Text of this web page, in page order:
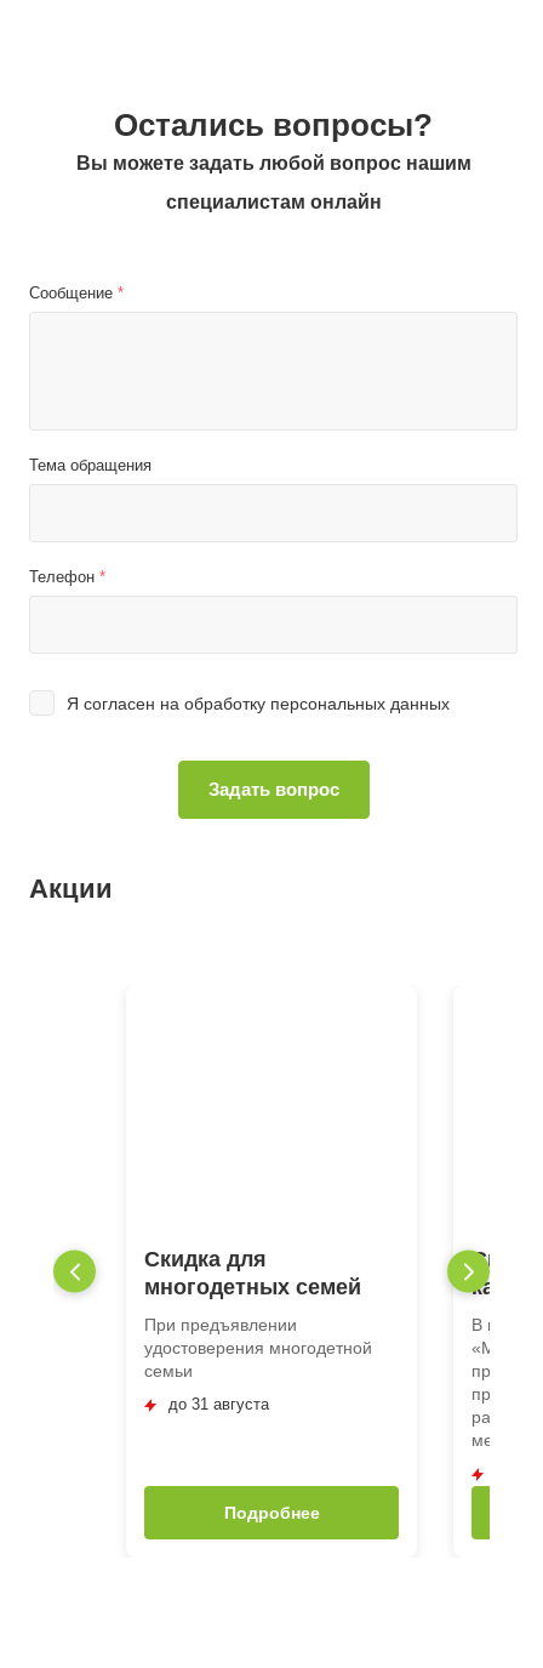
Остались вопросы?
Вы можете задать любой вопрос нашим
специалистам онлайн
Сообщение *
Тема обращения
Телефон *
Я согласен на обработку персональных данных
Акции
Скидка для
многодетных семей
При предъявлении
удостоверения многодетной
семьи
до 31 августа
Подробнее
В
размере